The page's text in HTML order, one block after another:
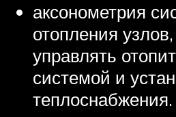
аксонометрия
отопления
управлять
системой и